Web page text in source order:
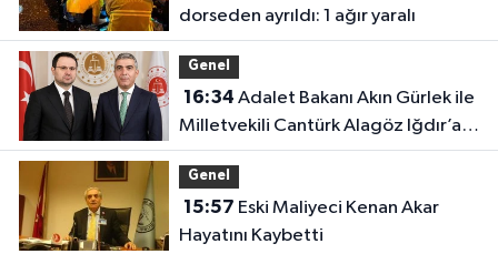
dorseden ayrıldı: 1 ağır yaralı
Genel
16:34
Milletvekili Cantürk Alagöz Iğdır’a
Geliyor
Genel
15:57
Hayatını Kaybetti